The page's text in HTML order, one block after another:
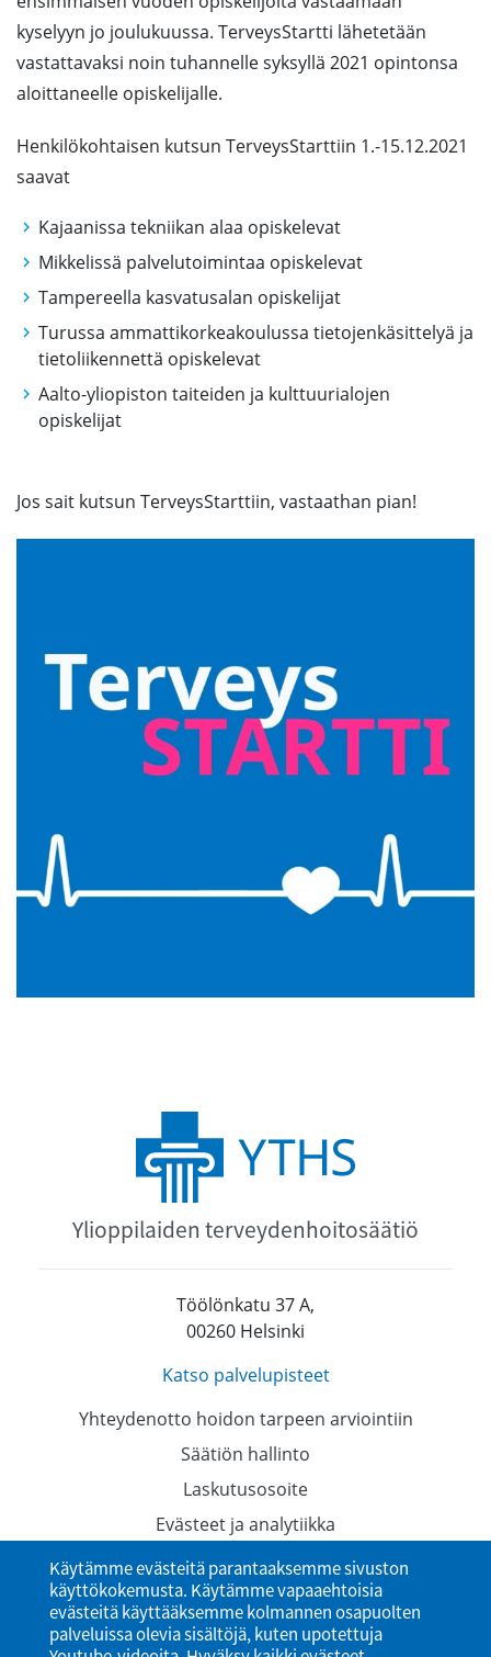
kyselyyn jo joulukuussa. TerveysStartti lähetetään
vastattavaksi noin tuhannelle syksyllä 2021 opintonsa
aloittaneelle opiskelijalle.
Henkilökohtaisen kutsun TerveysStarttiin 1.-15.12.2021
saavat
Kajaanissa tekniikan alaa opiskelevat
Mikkelissä palvelutoimintaa opiskelevat
Tampereella kasvatusalan opiskelijat
Turussa ammattikorkeakoulussa tietojenkäsittelyä ja
tietoliikennettä opiskelevat
Aalto-yliopiston taiteiden ja kulttuurialojen
opiskelijat
Jos sait kutsun TerveysStarttiin, vastaathan pian!
Ylioppilaiden terveydenhoitosäätiö
Töölönkatu 37 A,
00260 Helsinki
Katso palvelupisteet
Yhteydenotto hoidon tarpeen arviointiin
Säätiön hallinto
Laskutusosoite
Evästeet ja analytiikka
Tietosuojaselosteet
Saavutettavuusseloste
Käytämme evästeitä parantaaksemme sivuston
käyttökokemusta. Käytämme vapaaehtoisia
evästeitä käyttääksemme kolmannen osapuolten
palveluissa olevia sisältöjä, kuten upotettuja